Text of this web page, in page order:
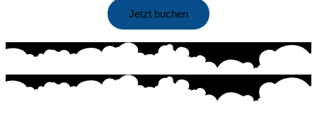
Jetzt buchen